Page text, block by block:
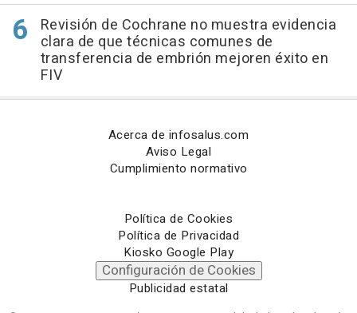
Revisión de Cochrane no muestra evidencia
clara de que técnicas comunes de
transferencia de embrión mejoren éxito en
FIV
Acerca de infosalus.com
Aviso Legal
Cumplimiento normativo
Política de Cookies
Política de Privacidad
Kiosko Google Play
Configuración de Cookies
Publicidad estatal